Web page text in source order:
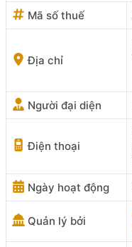
Mã số thuế
Địa chỉ
Người đại diện
Điện thoại
Ngày hoạt động
Quản lý bởi